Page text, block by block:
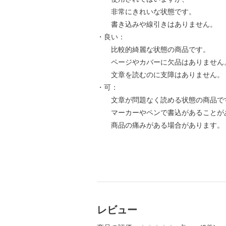
非常にきれいな状態です。
書き込みや線引きはありません。
・良い：
比較的綺麗な状態の商品です。
ページやカバーに欠品はありません
文章を読むのに支障はありません。
・可：
文章が問題なく読める状態の商品で
マーカーやペンで書込があることが
商品の痛みがある場合があります。
レビュー